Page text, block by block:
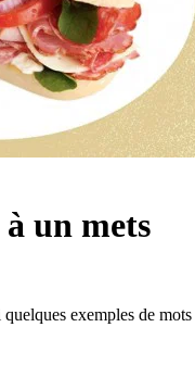
un mets
exemples de